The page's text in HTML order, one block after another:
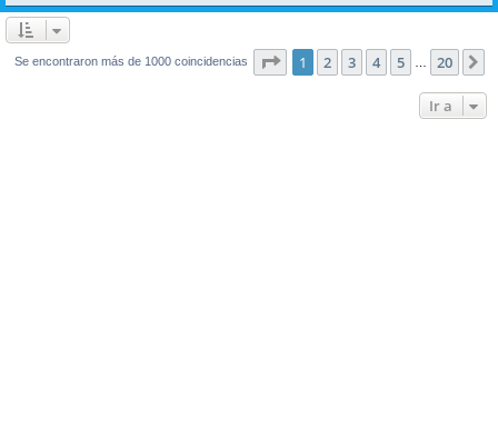
Se encontraron más de 1000 coincidencias Página de 20
1 2 3 4 5 20
Ir a